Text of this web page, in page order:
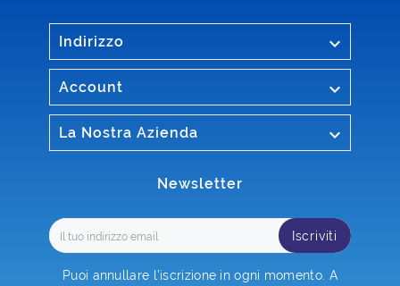
Indirizzo 
Account 
La Nostra Azienda 
Newsletter
Iscriviti
Puoi annullare l'iscrizione in ogni momento. A